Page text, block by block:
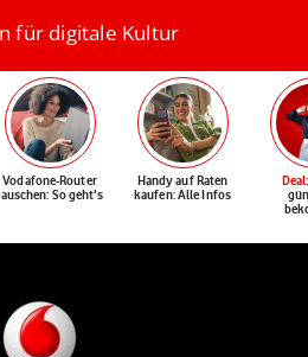
für digitale Kultur
Vodafone-Router
So geht's
Handy auf Raten
kaufen: Alle Infos
Deal